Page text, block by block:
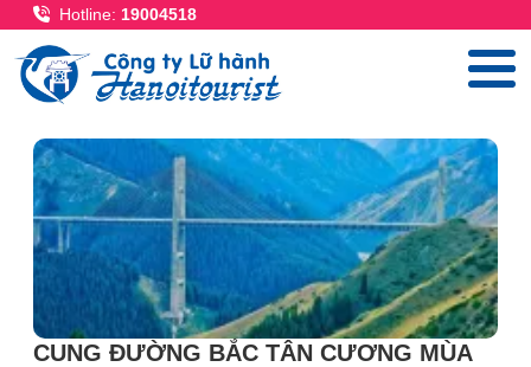
Hotline: 19004518
CUNG ĐƯỜNG BẮC TÂN CƯƠNG MÙA